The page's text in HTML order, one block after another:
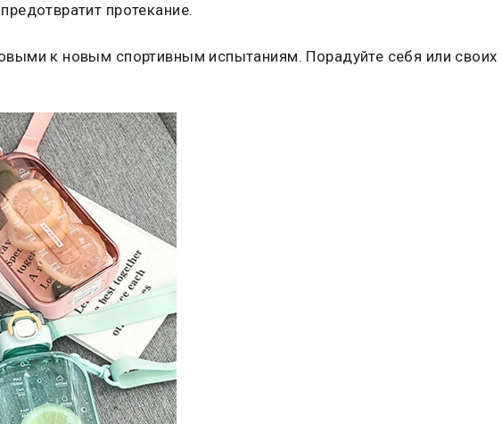
протекание.
к новым спортивным испытаниям. Порадуйте себя или